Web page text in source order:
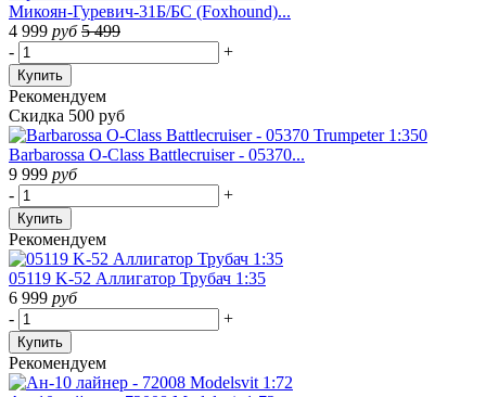
Микоян-Гуревич-31Б/БС (Foxhound)...
4 999 руб 5 499
-
+
Купить
Рекомендуем
Скидка 500 руб
Barbarossa O-Class Battlecruiser - 05370...
9 999 руб
-
+
Купить
Рекомендуем
05119 K-52 Аллигатор Трубач 1:35
6 999 руб
-
+
Купить
Рекомендуем